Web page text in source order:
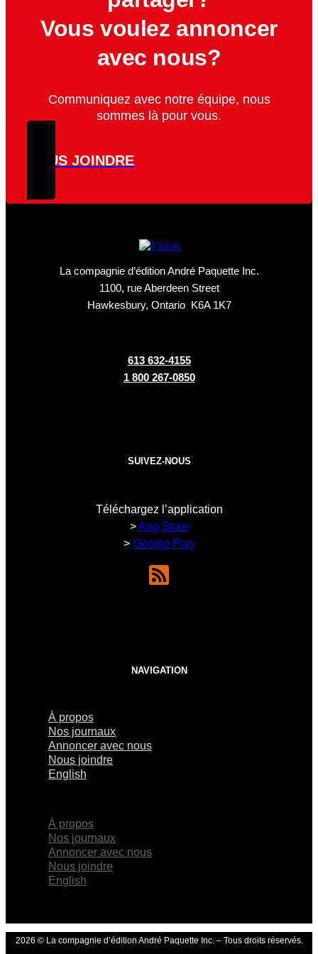
Vous voulez annoncer
avec nous?
Communiquez avec notre équipe, nous
sommes là pour vous.
NOUS JOINDRE
La compagnie d’édition André Paquette Inc.
1100, rue Aberdeen Street
Hawkesbury, Ontario K6A 1K7
613 632-4155
1 800 267-0850
SUIVEZ-NOUS
Téléchargez l’application
>App Store
> Google Play
NAVIGATION
À propos
Nos journaux
Annoncer avec nous
Nous joindre
English
À propos
Nos journaux
Annoncer avec nous
Nous joindre
English
2026 © La compagnie d’édition André Paquette Inc. – Tous droits réservés.